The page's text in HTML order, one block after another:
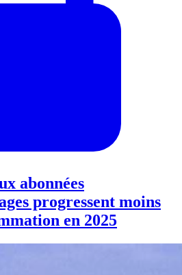
abonnées
progressent moins
en 2025